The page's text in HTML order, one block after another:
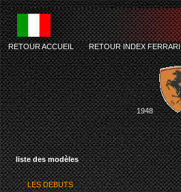
liste des modèles
LES DEBUTS
RETOUR ACCUEIL-RETOUR INDEX FERRARI
1948